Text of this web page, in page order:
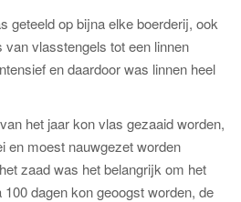
geteeld op bijna elke boerderij, ook
vlasstengels tot een linnen
en daardoor was linnen heel
het jaar kon vlas gezaaid worden,
en moest nauwgezet worden
zaad was het belangrijk om het
dagen kon geoogst worden, de